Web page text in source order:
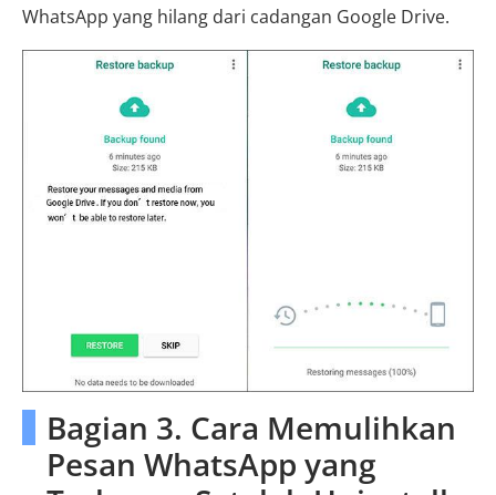
WhatsApp yang hilang dari cadangan Google Drive.
Bagian 3. Cara Memulihkan
Pesan WhatsApp yang